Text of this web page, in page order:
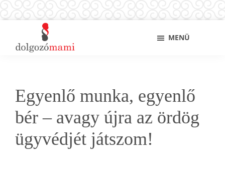
main
elsődleges
lábléchezDolgozó
álláskeresési
tanácsok
kismamáknak,
anyukáknak
MENÜ
Egyenlő munka, egyenlő
bér – avagy újra az ördög
ügyvédjét játszom!